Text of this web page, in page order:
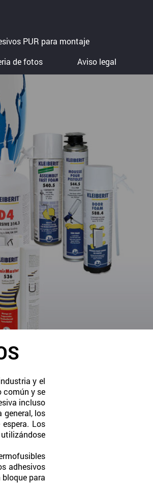
PUR para montaje
de fotos Aviso legal
y el
común y se
incluso
general, los
Los
adhesivos
para